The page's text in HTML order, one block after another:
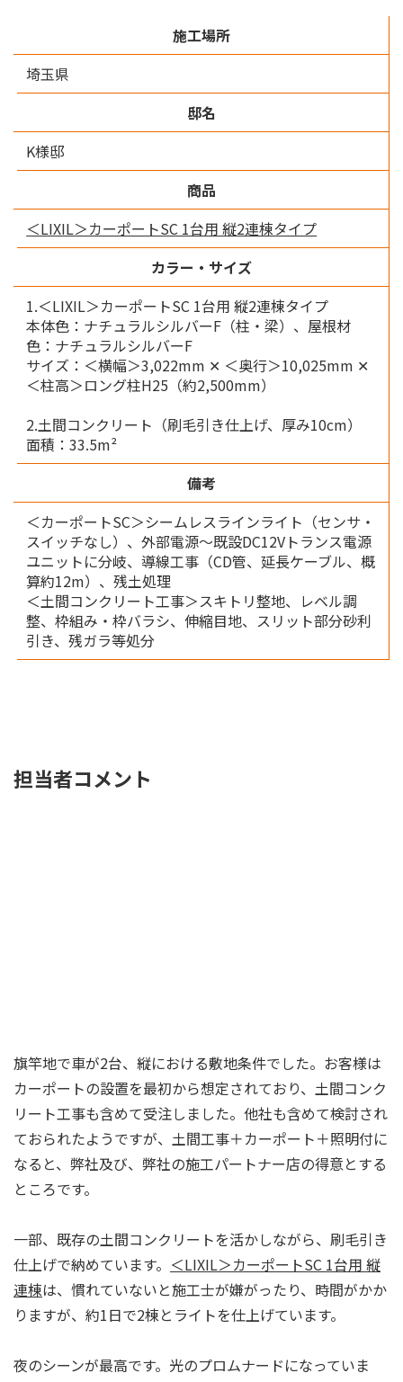
施工場所
埼玉県
邸名
K様邸
商品
＜LIXIL＞カーポートSC 1台用 縦2連棟タイプ
カラー・サイズ
1.＜LIXIL＞カーポートSC 1台用 縦2連棟タイプ
本体色：ナチュラルシルバーF（柱・梁）、屋根材
色：ナチュラルシルバーF
サイズ：＜横幅＞3,022mm ✕ ＜奥行＞10,025mm ✕
＜柱高＞ロング柱H25（約2,500mm）
2.土間コンクリート（刷毛引き仕上げ、厚み10cm）
面積：33.5m²
備考
＜カーポートSC＞シームレスラインライト（センサ・
スイッチなし）、外部電源〜既設DC12Vトランス電源
ユニットに分岐、導線工事（CD管、延長ケーブル、概
算約12m）、残土処理
＜土間コンクリート工事＞スキトリ整地、レベル調
整、枠組み・枠バラシ、伸縮目地、スリット部分砂利
引き、残ガラ等処分
担当者コメント
旗竿地で車が2台、縦における敷地条件でした。お客様は
カーポートの設置を最初から想定されており、土間コンク
リート工事も含めて受注しました。他社も含めて検討され
ておられたようですが、土間工事＋カーポート＋照明付に
なると、弊社及び、弊社の施工パートナー店の得意とする
ところです。
一部、既存の土間コンクリートを活かしながら、刷毛引き
仕上げで納めています。 ＜LIXIL＞カーポートSC 1台用 縦
連棟は、慣れていないと施工士が嫌がったり、時間がかか
りますが、約1日で2棟とライトを仕上げています。
夜のシーンが最高です。光のプロムナードになっていま